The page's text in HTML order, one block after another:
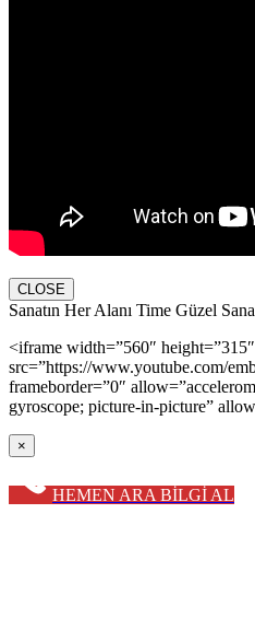
CLOSE
Sanatın Her Alanı Time Güzel
<iframe width=”560″ height=”315″
src=”https://www.youtube.com/
frameborder=”0″
gyroscope; picture-in-picture”
×
HEMEN ARA BİLGİ AL